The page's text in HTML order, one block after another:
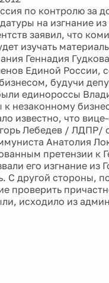
по контролю за
на изгнание
заявил, что
изучать
Геннадия
Единой России,
будучи
единороссы
к незаконному
известно, что
Лебедев / ЛДПР/
Анатолия
претензии к
его изгнание
С другой стороны,
проверить
исходило из